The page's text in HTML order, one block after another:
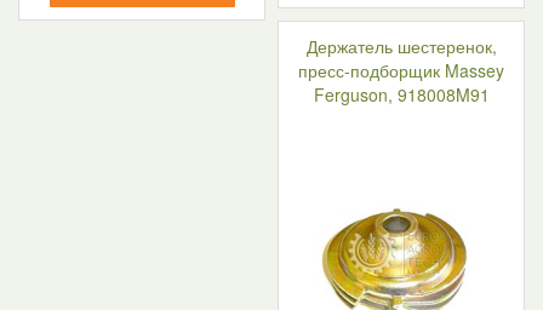
Держатель шестеренок,
пресс-подборщик Massey
Ferguson, 918008M91